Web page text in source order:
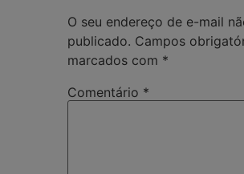
O seu endereço de e-mail
publicado. Campos
marcados com *
Comentário *